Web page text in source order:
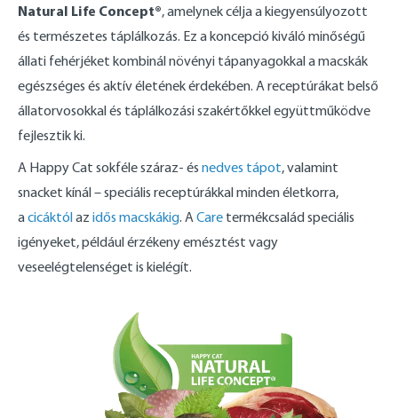
Natural Life Concept®, amelynek célja a kiegyensúlyozott
és természetes táplálkozás. Ez a koncepció kiváló minőségű
állati fehérjéket kombinál növényi tápanyagokkal a macskák
egészséges és aktív életének érdekében. A receptúrákat belső
állatorvosokkal és táplálkozási szakértőkkel együttműködve
fejlesztik ki.
A Happy Cat sokféle száraz- és nedves tápot, valamint
snacket kínál – speciális receptúrákkal minden életkorra,
acicáktólaz idős macskákig. A Care termékcsalád speciális
igényeket, például érzékeny emésztést vagy
veseelégtelenséget is kielégít.